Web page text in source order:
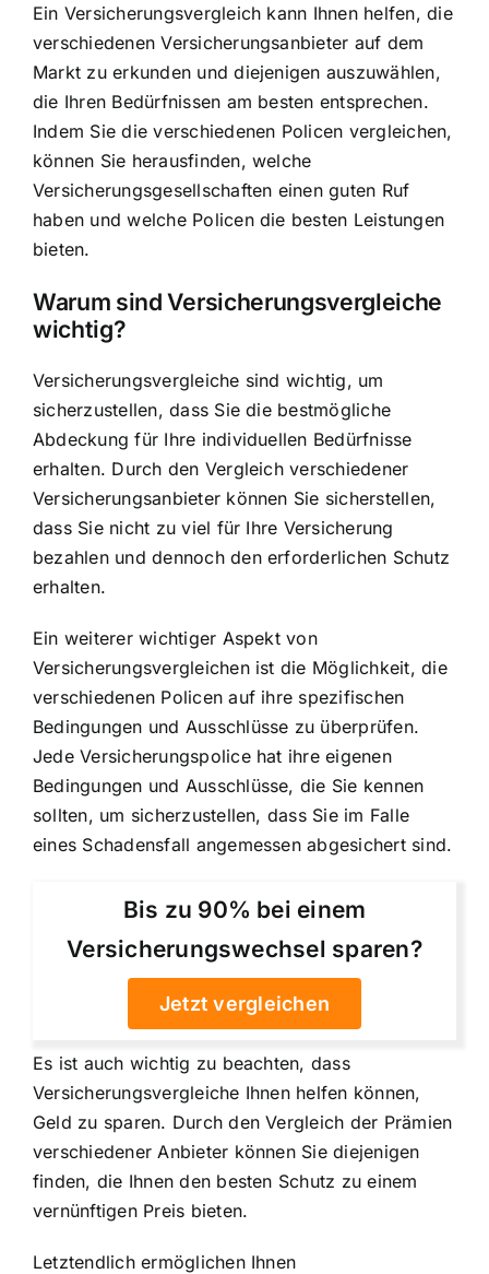
Ein Versicherungsvergleich kann Ihnen helfen, die
verschiedenen Versicherungsanbieter auf dem
Markt zu erkunden und diejenigen auszuwählen,
die Ihren Bedürfnissen am besten entsprechen.
Indem Sie die verschiedenen Policen vergleichen,
können Sie herausfinden, welche
Versicherungsgesellschaften einen guten Ruf
haben und welche Policen die besten Leistungen
bieten.
Warum sind Versicherungsvergleiche
wichtig?
Versicherungsvergleiche sind wichtig, um
sicherzustellen, dass Sie die bestmögliche
Abdeckung für Ihre individuellen Bedürfnisse
erhalten. Durch den Vergleich verschiedener
Versicherungsanbieter können Sie sicherstellen,
dass Sie nicht zu viel für Ihre Versicherung
bezahlen und dennoch den erforderlichen Schutz
erhalten.
Ein weiterer wichtiger Aspekt von
Versicherungsvergleichen ist die Möglichkeit, die
verschiedenen Policen auf ihre spezifischen
Bedingungen und Ausschlüsse zu überprüfen.
Jede Versicherungspolice hat ihre eigenen
Bedingungen und Ausschlüsse, die Sie kennen
sollten, um sicherzustellen, dass Sie im Falle
eines Schadensfall angemessen abgesichert sind.
Bis zu 90% bei einem
Versicherungswechsel sparen?
Jetzt vergleichen
Es ist auch wichtig zu beachten, dass
Versicherungsvergleiche Ihnen helfen können,
Geld zu sparen. Durch den Vergleich der Prämien
verschiedener Anbieter können Sie diejenigen
finden, die Ihnen den besten Schutz zu einem
vernünftigen Preis bieten.
Letztendlich ermöglichen Ihnen